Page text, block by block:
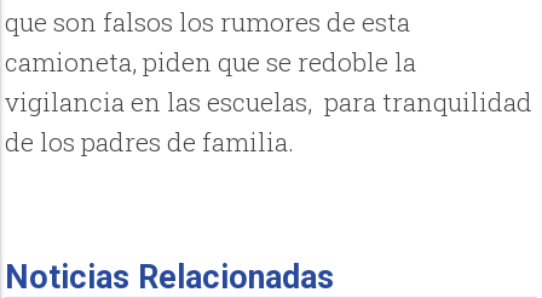
que son falsos los rumores de esta
camioneta, piden que se redoble la
vigilancia en las escuelas, para tranquilidad
de los padres de familia.
Noticias Relacionadas